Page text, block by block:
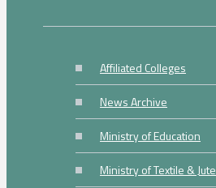
Affiliated Colleges
News Archive
Ministry of Education
Ministry of Textile & Jute